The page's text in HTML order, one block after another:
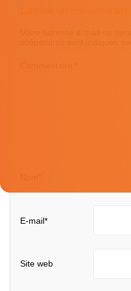
E-mail*
Site web